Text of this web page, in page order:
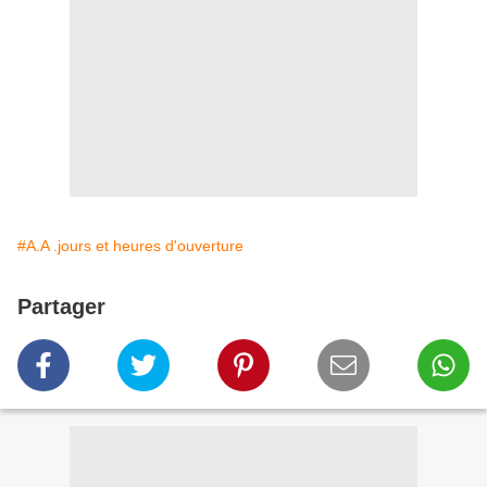
#A.A .jours et heures d'ouverture
Partager